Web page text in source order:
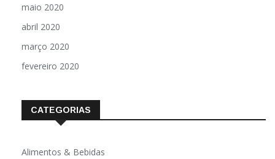
maio 2020
abril 2020
março 2020
fevereiro 2020
CATEGORIAS
Alimentos & Bebidas